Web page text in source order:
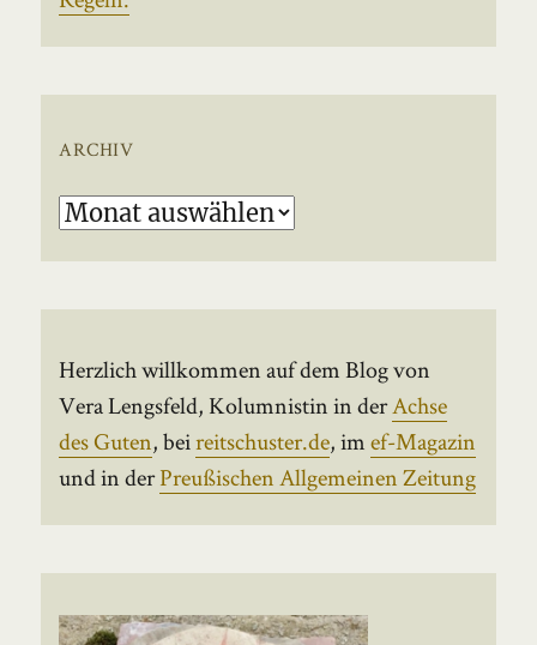
ARCHIV
Archiv
Herzlich willkommen auf dem Blog von
Vera Lengsfeld, Kolumnistin in derAchse
des Guten, beireitschuster.de, imef-Magazin
und in derPreußischen Allgemeinen Zeitung